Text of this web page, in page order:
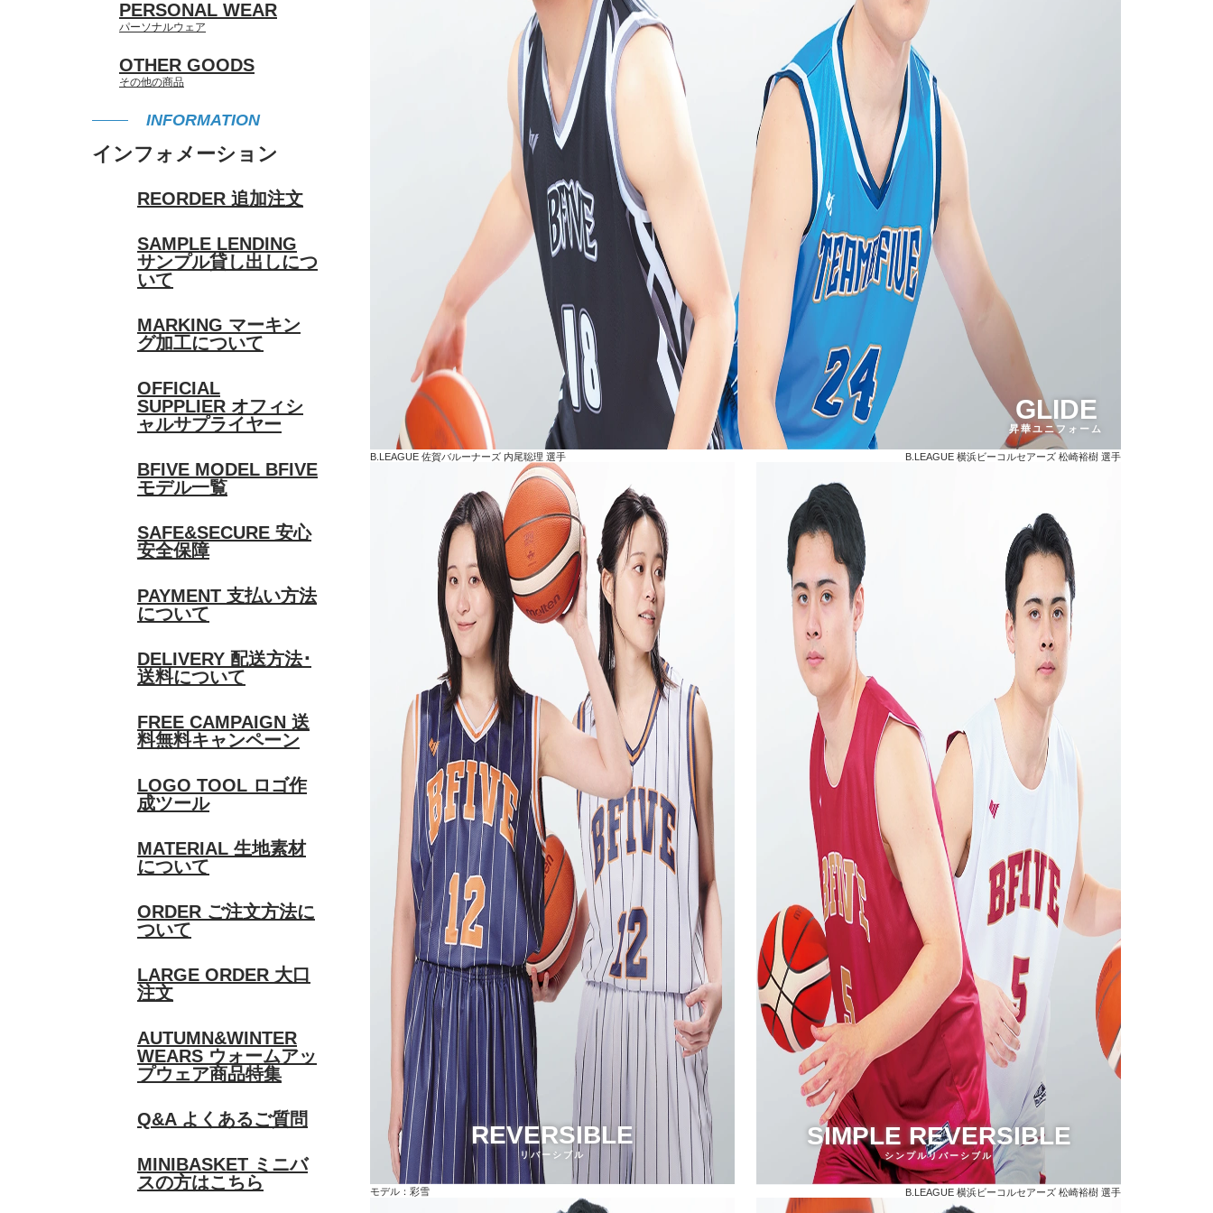
PERSONAL WEAR
パーソナルウェア
OTHER GOODS
その他の商品
INFORMATION
インフォメーション
REORDER 追加注文
SAMPLE LENDING
サンプル貸し出しにつ
いて
MARKING マーキン
グ加工について
OFFICIAL
SUPPLIER オフィシ
ャルサプライヤー
BFIVE MODEL BFIVE
モデル一覧
SAFE&SECURE 安心
安全保障
PAYMENT 支払い方法
について
DELIVERY 配送方法･
送料について
FREE CAMPAIGN 送
料無料キャンペーン
LOGO TOOL ロゴ作
成ツール
MATERIAL 生地素材
について
ORDER ご注文方法に
ついて
LARGE ORDER 大口
注文
AUTUMN&WINTER
WEARS ウォームアッ
プウェア商品特集
Q&A よくあるご質問
MINIBASKET ミニバ
スの方はこちら
GLIDE
昇華ユニフォーム
B.LEAGUE 佐賀バルーナーズ 内尾聡理 選手 B.LEAGUE 横浜ビーコルセアーズ 松崎裕樹 選手
REVERSIBLE
リバーシブル
モデル：彩雪
SIMPLE REVERSIBLE
シンプルリバーシブル
B.LEAGUE 横浜ビーコルセアーズ 松崎裕樹 選手